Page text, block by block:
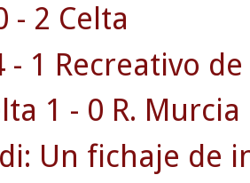
- 2 Celta
- 1 Recreativo
1 - 0 R. Murcia
Un fichaje de